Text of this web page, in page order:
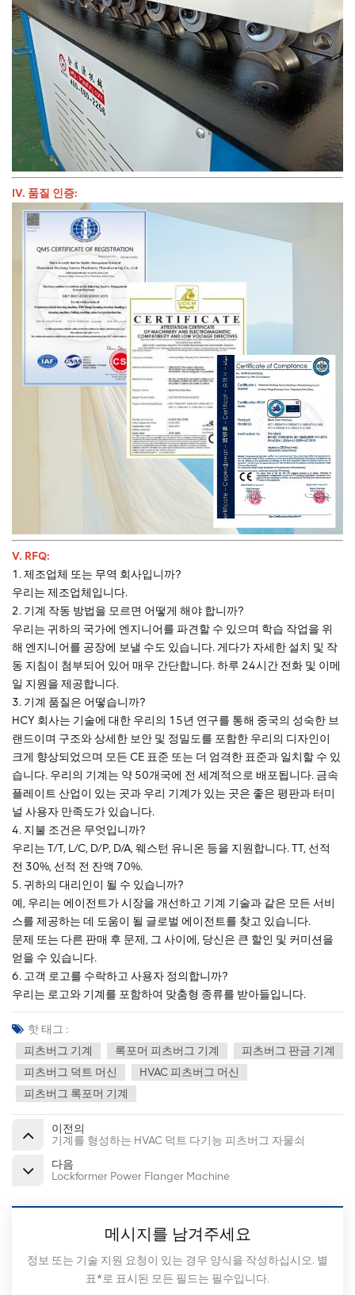
IV. 품질 인증:
V. RFQ:
1. 제조업체 또는 무역 회사입니까?
우리는 제조업체입니다.
2. 기계 작동 방법을 모르면 어떻게 해야 합니까?
우리는 귀하의 국가에 엔지니어를 파견할 수 있으며 학습 작업을 위
해 엔지니어를 공장에 보낼 수도 있습니다. 게다가 자세한 설치 및 작
동 지침이 첨부되어 있어 매우 간단합니다. 하루 24시간 전화 및 이메
일 지원을 제공합니다.
3. 기계 품질은 어떻습니까?
HCY 회사는 기술에 대한 우리의 15년 연구를 통해 중국의 성숙한 브
랜드이며 구조와 상세한 보안 및 정밀도를 포함한 우리의 디자인이
크게 향상되었으며 모든 CE 표준 또는 더 엄격한 표준과 일치할 수 있
습니다. 우리의 기계는 약 50개국에 전 세계적으로 배포됩니다. 금속
플레이트 산업이 있는 곳과 우리 기계가 있는 곳은 좋은 평판과 터미
널 사용자 만족도가 있습니다.
4. 지불 조건은 무엇입니까?
우리는 T/T, L/C, D/P, D/A, 웨스턴 유니온 등을 지원합니다. TT, 선적
전 30%, 선적 전 잔액 70%.
5. 귀하의 대리인이 될 수 있습니까?
예, 우리는 에이전트가 시장을 개선하고 기계 기술과 같은 모든 서비
스를 제공하는 데 도움이 될 글로벌 에이전트를 찾고 있습니다.
문제 또는 다른 판매 후 문제, 그 사이에, 당신은 큰 할인 및 커미션을
얻을 수 있습니다.
6. 고객 로고를 수락하고 사용자 정의합니까?
우리는 로고와 기계를 포함하여 맞춤형 종류를 받아들입니다.
핫 태그 :
피츠버그 기계
록포머 피츠버그 기계
피츠버그 판금 기계
피츠버그 덕트 머신
HVAC 피츠버그 머신
피츠버그 록포머 기계
이전의
기계를 형성하는 HVAC 덕트 다기능 피츠버그 자물쇠
다음
Lockformer Power Flanger Machine
메시지를 남겨주세요
정보 또는 기술 지원 요청이 있는 경우 양식을 작성하십시오. 별
표*로 표시된 모든 필드는 필수입니다.